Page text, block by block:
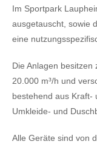
Im Sportpark
ausgetauscht, sowie
eine
Die Anlagen
20.000 m³/h und
bestehend aus Kraft-
Umkleide- und
Alle Geräte sind von